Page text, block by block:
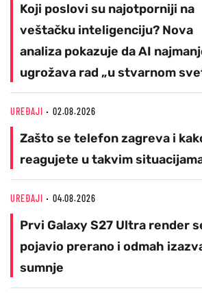
Koji poslovi su najotporniji na
veštačku inteligenciju? Nova
analiza pokazuje da AI
ugrožava rad „u stvarnom
UREĐAJI 02.08.2026
Zašto se telefon zagreva i
reagujete u takvim
UREĐAJI 04.08.2026
Prvi Galaxy S27 Ultra render
pojavio prerano i odmah
sumnje